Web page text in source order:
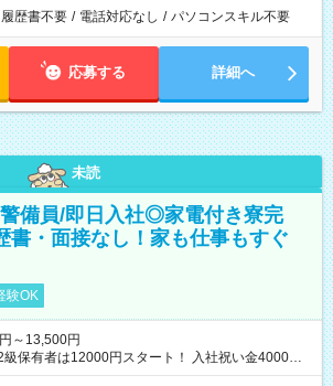
履歴書不要 / 電話対応なし / パソコンスキル不要
応募する 詳細へ
未読
備員/即日入社◎家電付き寮完
書・面接なし！家も仕事もすぐ
験OK
～13,500円
保有者は12000円スタート！ 入社祝い金4000円
試用期間なし